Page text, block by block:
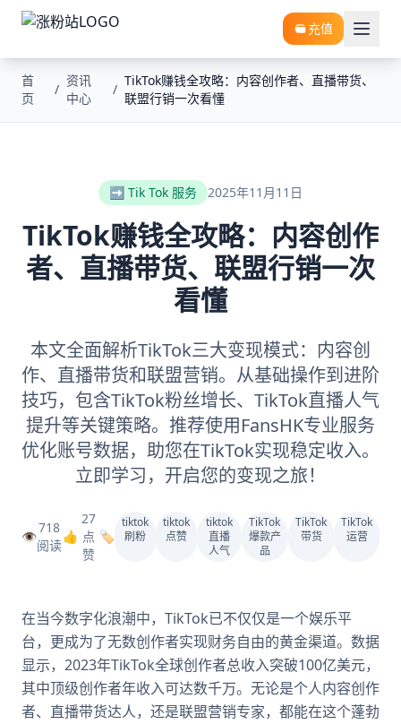
充值
首
页
/
资讯
中心
/
TikTok赚钱全攻略：内容创作者、直播带货、
联盟行销一次看懂
➡️ Tik Tok 服务 2025年11月11日
TikTok赚钱全攻略：内容创作
者、直播带货、联盟行销一次
看懂
本文全面解析TikTok三大变现模式：内容创
作、直播带货和联盟营销。从基础操作到进阶
技巧，包含TikTok粉丝增长、TikTok直播人气
提升等关键策略。推荐使用FansHK专业服务
优化账号数据，助您在TikTok实现稳定收入。
立即学习，开启您的变现之旅！
👁️
718
阅读
👍
27
点
赞
🏷️
tiktok
刷粉
tiktok
点赞
tiktok
直播
人气
TikTok
爆款产
品
TikTok
带货
TikTok
运营
在当今数字化浪潮中，TikTok已不仅仅是一个娱乐平
台，更成为了无数创作者实现财务自由的黄金渠道。数据
显示，2023年TikTok全球创作者总收入突破100亿美元，
其中顶级创作者年收入可达数千万。无论是个人内容创作
者、直播带货达人，还是联盟营销专家，都能在这个蓬勃